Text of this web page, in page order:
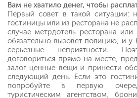
Вам не хватило денег, чтобы
Первый совет в такой ситуации:
гостиницы или из ресторана не
случае метрдотель ресторана
обязательно вызовет полицию, и у
серьезные неприятности.
договориться прямо на месте,
залог ценные вещи и принести
следующий день. Если это
попробуйте в первую
туристическим агентством,